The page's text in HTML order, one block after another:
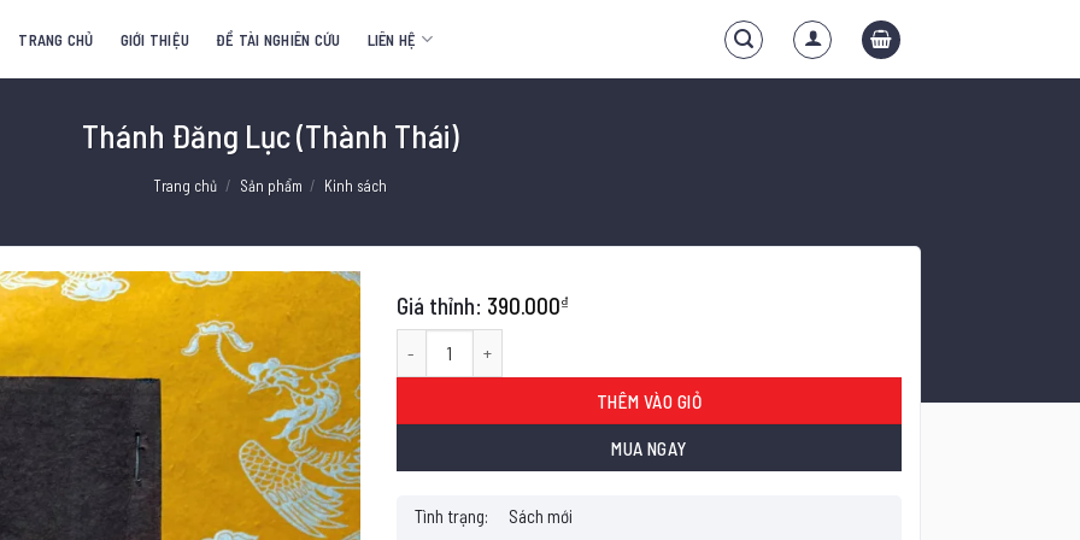
TRANG CHỦ GIỚI THIỆU ĐỀ TÀI NGHIÊN CỨU LIÊN HỆ
Thánh Đăng Lục (Thành Thái)
Trang chủ / Sản phẩm / Kinh sách
390.000₫
THÊM VÀO GIỎ
MUA NGAY
Tình trạng:
Sách mới